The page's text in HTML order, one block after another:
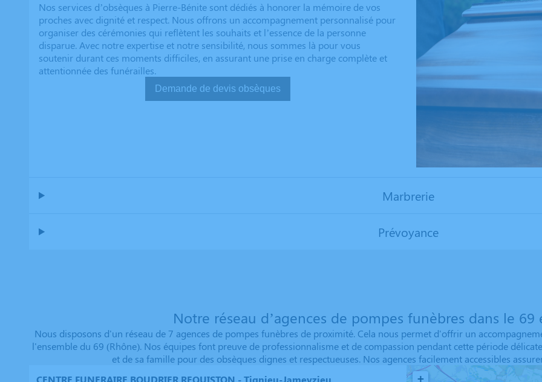
Nos services d’obsèques à Pierre-Bénite sont dédiés à honorer la mémoire de vos
proches avec dignité et respect. Nous offrons un accompagnement personnalisé pour
organiser des cérémonies qui reflètent les souhaits et l’essence de la personne
disparue. Avec notre expertise et notre sensibilité, nous sommes là pour vous
soutenir durant ces moments difficiles, en assurant une prise en charge complète et
attentionnée des funérailles.
Demande de devis obsèques
Marbrerie
Prévoyance
Notre réseau d’agences de pompes funèbres dans le 69
Nous disposons d'un réseau de 7 agences de pompes funèbres de proximité. Cela nous permet d'offrir un
l'ensemble du 69 (Rhône). Nos équipes font preuve de professionnalisme et de compassion pendant cette période
et de sa famille pour des obsèques dignes et respectueuses. Nos agences facilement accessibles
CENTRE FUNERAIRE BOUDRIER REQUISTON - Tignieu-Jameyzieu
+